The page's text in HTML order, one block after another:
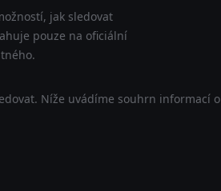
jak sledovat
pouze na oficiální
Níže uvádíme souhrn informací o